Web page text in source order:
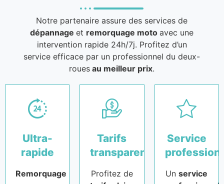
Notre partenaire assure des services de
dépannageet remorquage motoavec une
intervention rapide 24h/7j. Profitez d’un
service efficace par un professionnel du deux-
roues au meilleur prix.
Ultra-
rapide
Remorquage
Tarifs
transparents
Profitez de
Service
Unservice